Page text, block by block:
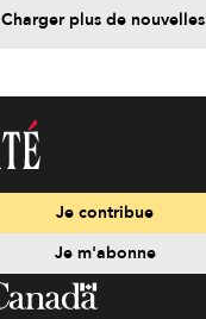
Charger plus de nouvelles
Je contribue
Je m'abonne